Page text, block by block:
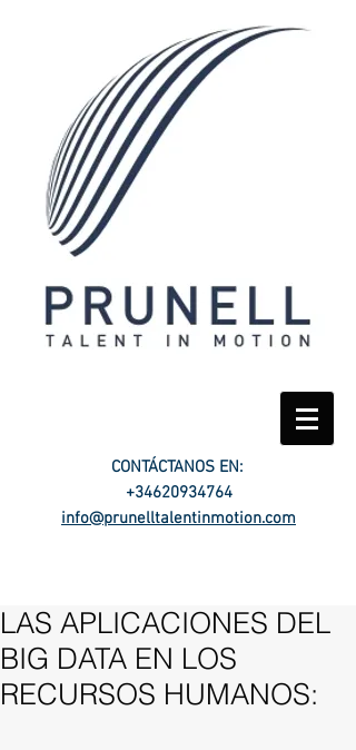
CONTÁCTANOS EN:
+34620934764
info@prunelltalentinmotion.com
LAS APLICACIONES DEL
BIG DATA EN LOS
RECURSOS HUMANOS: